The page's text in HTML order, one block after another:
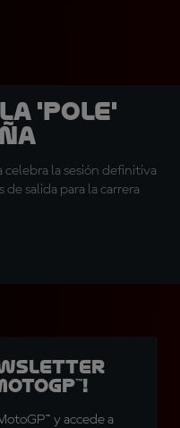
la 'pole'
la sesión definitiva
salida para la carrera
y accede a